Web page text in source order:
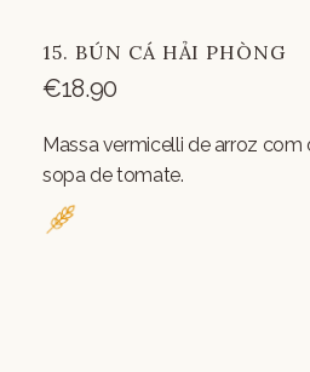
15. BÚN CÁ HẢI PHÒNG
€18.90
Massa vermicelli de arroz
sopa de tomate.